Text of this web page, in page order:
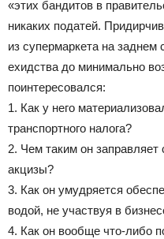
«этих бандитов в
никаких податей.
из супермаркета на заднем
ехидства до минимально
поинтересовался:
1. Как у него
транспортного налога?
2. Чем таким он заправляет
акцизы?
3. Как он умудряется
водой, не участвуя в
4. Как он вообще что-либо